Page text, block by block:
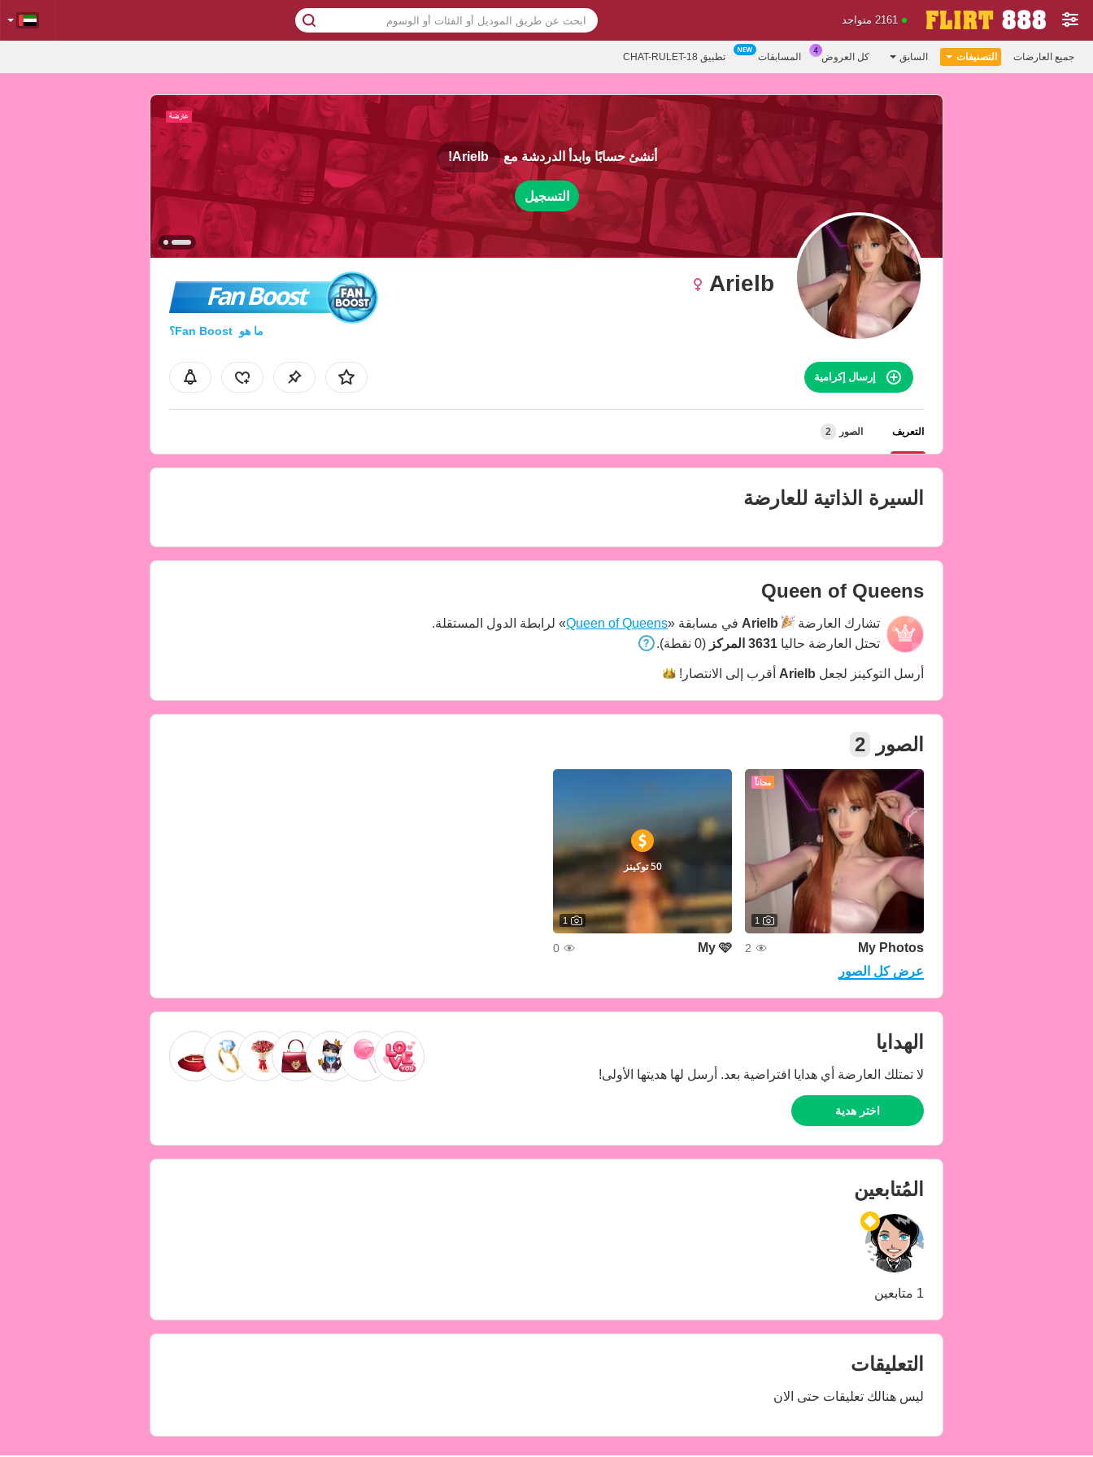
2161 متواجد
جميع العارضات التصنيفات السابق كل العروض المسابقات تطبيق CHAT-RULET-18
أنشئ حسابًا وابدأ الدردشة مع Arielb!
التسجيل
Arielb
Fan Boost
ما هو Fan Boost؟
إرسال إكرامية
التعريف الصور 2
السيرة الذاتية للعارضة
Queen of Queens
تشارك العارضة Arielb في مسابقة «Queen of Queens» لرابطة الدول المستقلة.
تحتل العارضة حاليا 3631 المركز (0 نقطة).
أرسل التوكينز لجعل Arielb أقرب إلى الانتصار!
الصور 2
مجاناً
1
My Photos
2
50 توكينز
1
My 🩷
0
عرض كل الصور
الهدايا
لا تمتلك العارضة أي هدايا افتراضية بعد. أرسل لها هديتها الأولى!
اختر هدية
المُتابعين
1 متابعين
التعليقات
ليس هنالك تعليقات حتى الان